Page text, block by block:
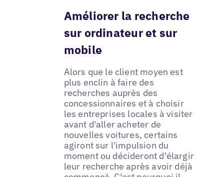
Améliorer la recherche
sur ordinateur et sur
mobile
Alors que le client moyen est
plus enclin à faire des
recherches auprès des
concessionnaires et à choisir
les entreprises locales à visiter
avant d'aller acheter de
nouvelles voitures, certains
agiront sur l'impulsion du
moment ou décideront d'élargir
leur recherche après avoir déjà